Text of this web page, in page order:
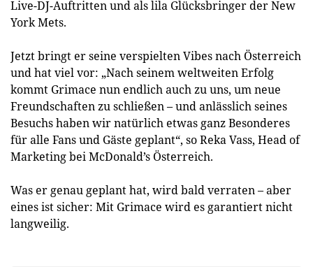
Live-DJ-Auftritten und als lila Glücksbringer der New
York Mets.
Jetzt bringt er seine verspielten Vibes nach Österreich
und hat viel vor: „Nach seinem weltweiten Erfolg
kommt Grimace nun endlich auch zu uns, um neue
Freundschaften zu schließen – und anlässlich seines
Besuchs haben wir natürlich etwas ganz Besonderes
für alle Fans und Gäste geplant“, so Reka Vass, Head of
Marketing bei McDonald’s Österreich.
Was er genau geplant hat, wird bald verraten – aber
eines ist sicher: Mit Grimace wird es garantiert nicht
langweilig.